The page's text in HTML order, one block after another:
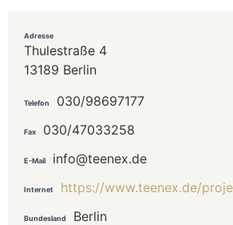
Adresse
Thulestraße 4
13189 Berlin
Telefon 030/98697177
Fax 030/47033258
E-Mail info@teenex.de
Internet https://www.teenex.de/
Bundesland Berlin